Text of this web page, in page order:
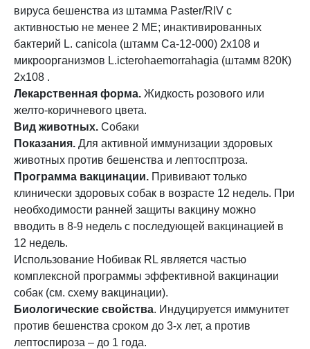
вируса бешенства из штамма Paster/RIV с
активностью не менее 2 МЕ; инактивированных
бактерий L. canicola (штамм Ca-12-000) 2х108 и
микроорганизмов L.icterohaemorrahagia (штамм 820К)
2х108 .
Лекарственная форма. Жидкость розового или
желто-коричневого цвета.
Вид животных. Собаки
Показания. Для активной иммунизации здоровых
животных против бешенства и лептосптроза.
Программа вакцинации. Прививают только
клинически здоровых собак в возрасте 12 недель. При
необходимости ранней защиты вакцину можно
вводить в 8-9 недель с последующей вакцинацией в
12 недель.
Использование Нобивак RL является частью
комплексной программы эффективной вакцинации
собак (см. схему вакцинации).
Биологические свойства. Индуцируется иммунитет
против бешенства сроком до 3-х лет, а против
лептоспироза – до 1 года.